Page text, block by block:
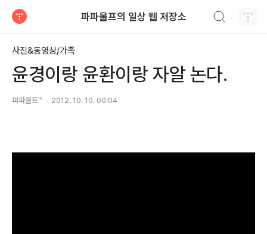
파파울프의 일상 웹 저장소
사진&동영상/가족
윤경이랑 윤환이랑 자알 논다.
파파울프™ 2012. 10. 10. 00:04